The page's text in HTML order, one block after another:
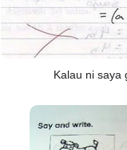
Kalau ni saya